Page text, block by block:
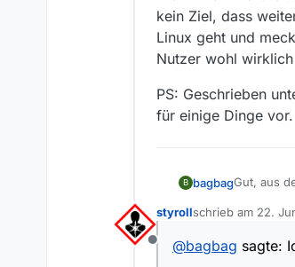
kein Ziel, dass
Linux geht und
Nutzer wohl
PS: Geschrieben
für einige Dinge vor.
B bagbagGut, aus
mehr aus
Wenn ich
hat
Ob
Offline
styrollschrieb am 22.
zuletzt editiert
@bagbag sagte: